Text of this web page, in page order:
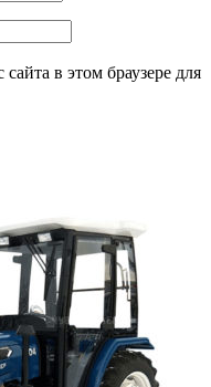
в этом браузере для